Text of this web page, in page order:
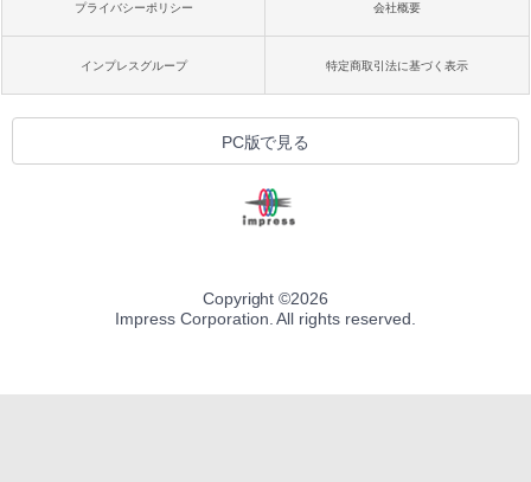
プライバシーポリシー 会社概要
インプレスグループ 特定商取引法に基づく表示
PC版で見る
Copyright ©2026
Impress Corporation. All rights reserved.